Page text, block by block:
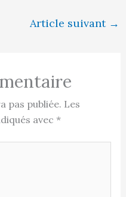
Article suivant →
pas publiée. Les
avec *